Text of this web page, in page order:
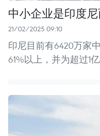
中小企业是印度
21/02/2025 09:10
印尼目前有6420万家
61%以上，并为超过1